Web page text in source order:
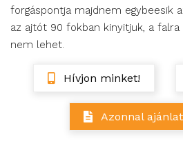
forgáspontja majdnem egybeesik
az ajtót 90 fokban kinyitjuk, a
nem lehet.
Hívjon minket!
Azonnal